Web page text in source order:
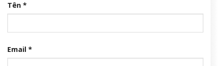
Tên *
Email *